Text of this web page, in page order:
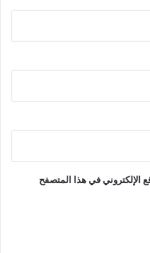
الإلكتروني في هذا المتصفح